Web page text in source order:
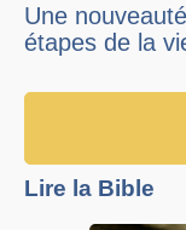
Une
étapes de la
Lire la Bible